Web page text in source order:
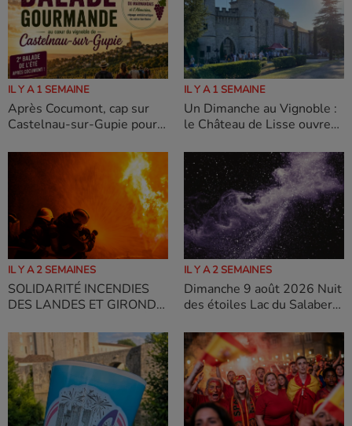
IL Y A 1 SEMAINE
Après Cocumont, cap sur
Castelnau-sur-Gupie pour
Gourmande de l'été des
Vignerons du Marmandais –
IL Y A 1 SEMAINE
Un Dimanche au Vignoble :
le Château de Lisse ouvre
IL Y A 2 SEMAINES
SOLIDARITÉ INCENDIES
DES LANDES ET GIRONDE
PAR La ville d’Agen
IL Y A 2 SEMAINES
Dimanche 9 août 2026 Nuit
des étoiles Lac du Salabert